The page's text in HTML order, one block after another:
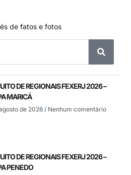
de fatos e fotos
DE REGIONAIS FEXERJ 2026 –
MARICÁ
de 2026 Nenhum comentário
DE REGIONAIS FEXERJ 2026 –
PENEDO